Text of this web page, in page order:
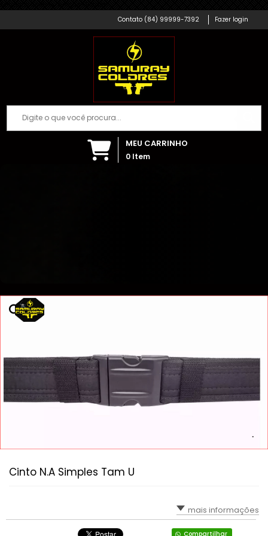
(84) 99999-7392
Fazer login
MEU CARRINHO
0 Item
Cinto N.A Simples Tam U
mais informações
Compartilhar